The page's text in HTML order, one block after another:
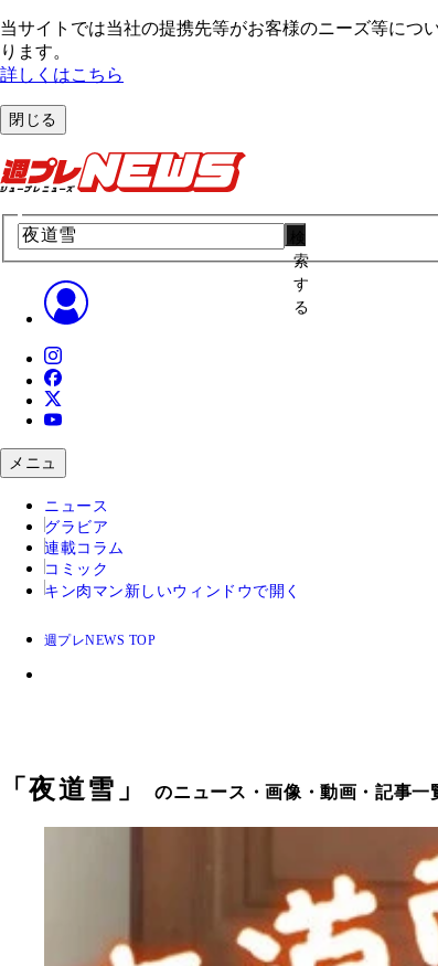
当サイトでは当社の提携先等がお客様のニーズ等につ
ります。
詳しくはこちら
閉じる
索
す
る
メニュ
ニュース
グラビア
連載コラム
コミック
キン肉マン 新しいウィンドウで開く
週プレNEWS TOP
「夜道雪 」のニュース・画像・動画・記事一